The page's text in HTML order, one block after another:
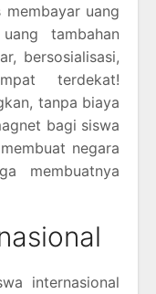
uang
tambahan
bersosialisasi,
terdekat!
tanpa biaya
bagi siswa
negara
membuatnya
internasional